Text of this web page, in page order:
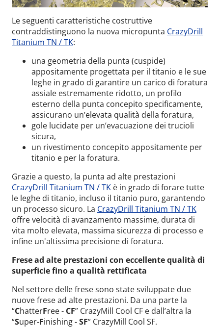
Le seguenti caratteristiche costruttive
contraddistinguono la nuova micropunta CrazyDrill
Titanium TN / TK:
una geometria della punta (cuspide)
appositamente progettata per il titanio e le sue
leghe in grado di garantire un carico di foratura
assiale estremamente ridotto, un profilo
esterno della punta concepito specificamente,
assicurano un’elevata qualità della foratura,
gole lucidate per un’evacuazione dei trucioli
sicura,
un rivestimento concepito appositamente per
titanio e per la foratura.
Grazie a questo, la punta ad alte prestazioni
CrazyDrill Titanium TN / TK è in grado di forare tutte
le leghe di titanio, incluso il titanio puro, garantendo
un processo sicuro. La CrazyDrill Titanium TN / TK
offre velocità di avanzamento massime, durata di
vita molto elevata, massima sicurezza di processo e
infine un'altissima precisione di foratura.
Frese ad alte prestazioni con eccellente qualità di
superficie fino a qualità rettificata
Nel settore delle frese sono state sviluppate due
nuove frese ad alte prestazioni. Da una parte la
“ChatterFree - CF” CrazyMill Cool CF e dall’altra la
“Super-Finishing -SF” CrazyMill Cool SF.